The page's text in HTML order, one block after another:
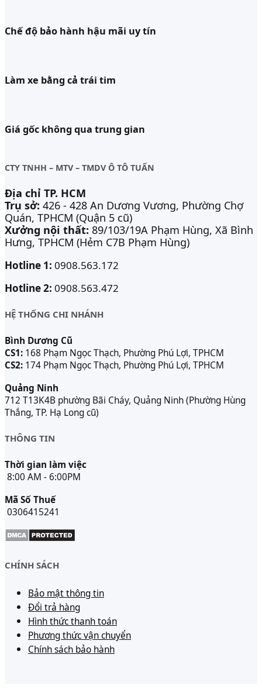
Chế độ bảo hành hậu mãi uy tín
Làm xe bằng cả trái tim
Giá gốc không qua trung gian
CTY TNHH – MTV – TMDV Ô TÔ TUẤN
Địa chỉ TP. HCM
Trụ sở: 426 - 428 An Dương Vương, Phường Chợ
Quán, TPHCM (Quận 5 cũ)
Xưởng nội thất: 89/103/19A Phạm Hùng, Xã Bình
Hưng, TPHCM (Hẻm C7B Phạm Hùng)
Hotline 1: 0908.563.172
Hotline 2: 0908.563.472
HỆ THỐNG CHI NHÁNH
Bình Dương Cũ
CS1: 168 Phạm Ngọc Thạch, Phường Phú Lợi, TPHCM
CS2: 174 Phạm Ngọc Thạch, Phường Phú Lợi, TPHCM
Quảng Ninh
712 T13K4B phường Bãi Cháy, Quảng Ninh (Phường Hùng
Thắng, TP. Hạ Long cũ)
THÔNG TIN
Thời gian làm việc
8:00 AM - 6:00PM
Mã Số Thuế
0306415241
CHÍNH SÁCH
Bảo mật thông tin
Đổi trả hàng
Hình thức thanh toán
Phương thức vận chuyển
Chính sách bảo hành